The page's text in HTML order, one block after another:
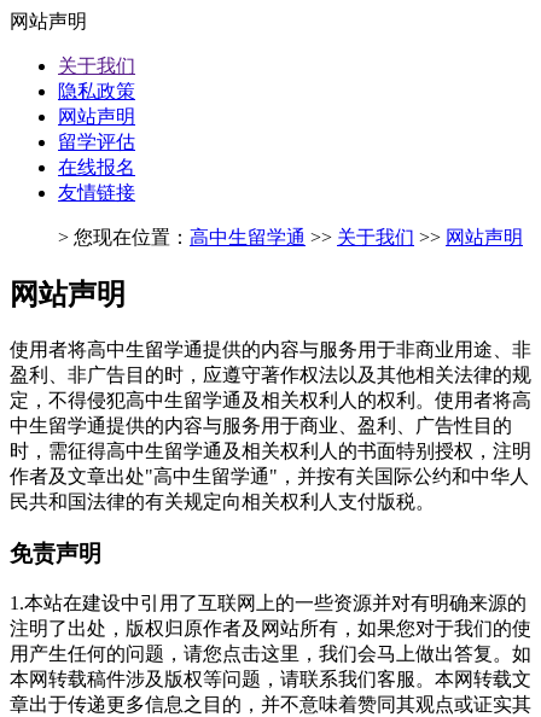
网站声明
关于我们
隐私政策
网站声明
留学评估
在线报名
友情链接
> 您现在位置： 高中生留学通 >> 关于我们 >> 网站声明
网站声明
使用者将高中生留学通提供的内容与服务用于非商业用途、非
盈利、非广告目的时，应遵守著作权法以及其他相关法律的规
定，不得侵犯高中生留学通及相关权利人的权利。使用者将高
中生留学通提供的内容与服务用于商业、盈利、广告性目的
时，需征得高中生留学通及相关权利人的书面特别授权，注明
作者及文章出处"高中生留学通"，并按有关国际公约和中华人
民共和国法律的有关规定向相关权利人支付版税。
免责声明
1.本站在建设中引用了互联网上的一些资源并对有明确来源的
注明了出处，版权归原作者及网站所有，如果您对于我们的使
用产生任何的问题，请您点击这里，我们会马上做出答复。如
本网转载稿件涉及版权等问题，请联系我们客服。本网转载文
章出于传递更多信息之目的，并不意味着赞同其观点或证实其